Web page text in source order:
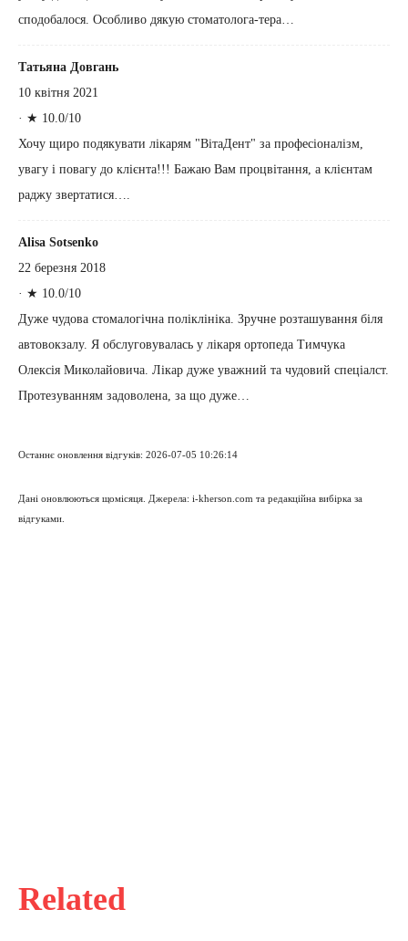
Related
сподобалося. Особливо дякую стоматолога-тера…
Татьяна Довгань
10 квітня 2021
· ★ 10.0/10
Хочу щиро подякувати лікарям "ВітаДент" за професіоналізм,
увагу і повагу до клієнта!!! Бажаю Вам процвітання, а клієнтам
раджу звертатися….
Alisa Sotsenko
22 березня 2018
· ★ 10.0/10
Дуже чудова стомалогічна поліклініка. Зручне розташування біля
автовокзалу. Я обслуговувалась у лікаря ортопеда Тимчука
Олексія Миколайовича. Лікар дуже уважний та чудовий спеціалст.
Протезуванням задоволена, за що дуже…
Останнє оновлення відгуків: 2026-07-05 10:26:14
Дані оновлюються щомісяця. Джерела: i-kherson.com та редакційна вибірка за
відгуками.